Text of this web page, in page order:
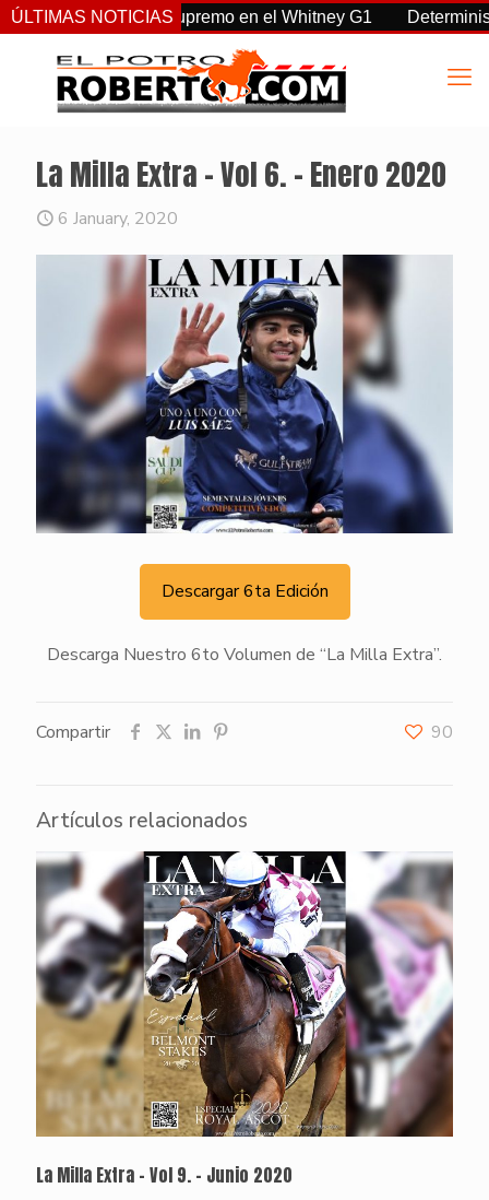
ÚLTIMAS NOTICIASsupremo en el Whitney G1 Deterministic:
La Milla Extra – Vol 6. – Enero 2020
6 January, 2020
Descargar 6ta Edición
Descarga Nuestro 6to Volumen de “La Milla Extra”.
Compartir 90
Artículos relacionados
La Milla Extra – Vol 9. – Junio 2020